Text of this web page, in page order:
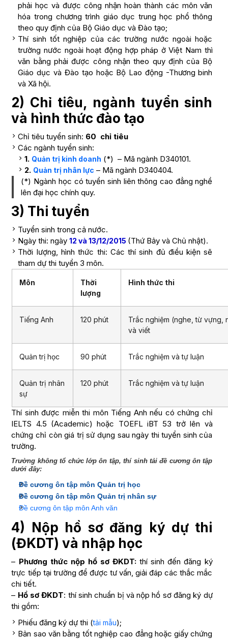
phải học và được công nhận hoàn thành các môn văn
hóa trong chương trình giáo dục trung học phổ thông
theo quy định của Bộ Giáo dục và Đào tạo;
Thí sinh tốt nghiệp của các trường nước ngoài hoặc
trường nước ngoài hoạt động hợp pháp ở Việt Nam thì
văn bằng phải được công nhận theo quy định của Bộ
Giáo dục và Đào tạo hoặc Bộ Lao động -Thương binh
và Xã hội.
2) Chỉ tiêu, ngành tuyển sinh
và hình thức đào tạo
Chỉ tiêu tuyển sinh: 60 chỉ tiêu
Các ngành tuyển sinh:
1. Quản trị kinh doanh (*) – Mã ngành D340101.
2. Quản trị nhân lực – Mã ngành D340404.
(*) Ngành học có tuyển sinh liên thông cao đẳng nghề
lên đại học chính quy.
3) Thi tuyển
Tuyển sinh trong cả nước.
Ngày thi: ngày12 và 13/12/2015 (Thứ Bảy và Chủ nhật).
Thời lượng, hình thức thi: Các thí sinh đủ điều kiện sẽ
tham dự thi tuyển 3 môn.
Môn
Thời
lượng
Hình thức thi
Tiếng Anh 120 phút
Trắc nghiệm (nghe, từ vựng,
và viết
Quản trị học 90 phút Trắc nghiệm và tự luận
Quản trị nhân
sự
120 phút Trắc nghiệm và tự luận
Thí sinh được miễn thi môn Tiếng Anh nếu có chứng chỉ
IELTS 4.5 (Academic) hoặc TOEFL iBT 53 trở lên và
chứng chỉ còn giá trị sử dụng sau ngày thi tuyển sinh của
trường.
Trường không tổ chức lớp ôn tập, thí sinh tải đề cương ôn tập
dưới đây:
Đề cương ôn tập môn Quản trị học
Đề cương ôn tập môn Quản trị nhân sự
Đề cương ôn tập môn Anh văn
4) Nộp hồ sơ đăng ký dự thi
(ĐKDT) và nhập học
– Phương thức nộp hồ sơ ĐKDT:thí sinh đến đăng k‎ý
trực tiếp tại trường để được tư vấn, giải đáp các thắc mắc
chi tiết.
– Hồ sơ ĐKDT: thí sinh chuẩn bị và nộp hồ sơ đăng k‎‎ý dự
thi gồm:
Phiếu đăng k‎‎ý dự thi (tải mẫu);
Bản sao văn bằng tốt nghiệp cao đẳng hoặc giấy chứng